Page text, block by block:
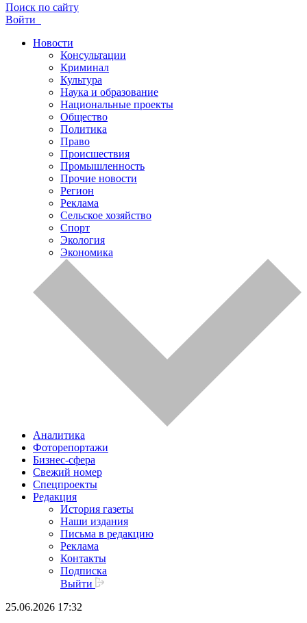
Поиск по сайту
Войти
Новости
Консультации
Криминал
Культура
Наука и образование
Национальные проекты
Общество
Политика
Право
Происшествия
Промышленность
Прочие новости
Регион
Реклама
Сельское хозяйство
Спорт
Экология
Экономика
Аналитика
Фоторепортажи
Бизнес-сфера
Свежий номер
Спецпроекты
Редакция
История газеты
Наши издания
Письма в редакцию
Реклама
Контакты
Подписка
Выйти
25.06.2026 17:32